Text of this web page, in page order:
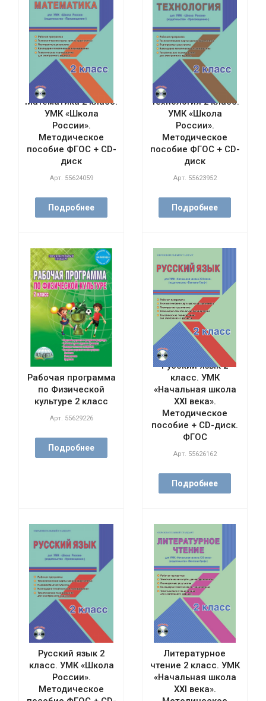
Математика 2 класс.
УМК «Школа
России».
Методическое
пособие ФГОС + CD-
диск
Арт. 55624059
Подробнее
Технология 2 класс.
УМК «Школа
России».
Методическое
пособие ФГОС + CD-
диск
Арт. 55623952
Подробнее
Рабочая программа
по Физической
культуре 2 класс
Арт. 55629226
Подробнее
Русский язык 2
класс. УМК
«Начальная школа
XXI века».
Методическое
пособие + CD-диск.
ФГОС
Арт. 55626162
Подробнее
Русский язык 2
класс. УМК «Школа
России».
Методическое
Литературное
чтение 2 класс. УМК
«Начальная школа
XXI века».